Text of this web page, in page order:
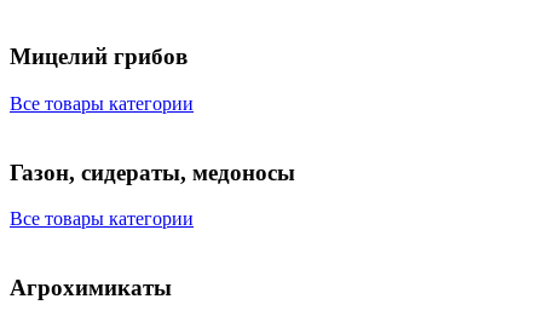
Мицелий грибов
Все товары категории
Газон, сидераты, медоносы
Все товары категории
Агрохимикаты